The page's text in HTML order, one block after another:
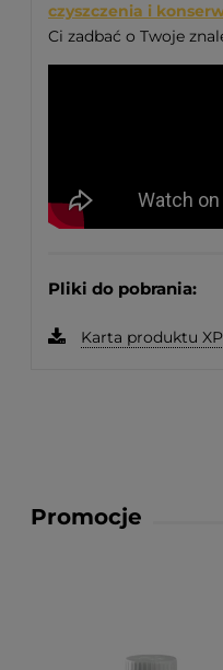
czyszczenia i
Ci zadbać o Twoje
Pliki do pobrania:
Karta produktu
Promocje